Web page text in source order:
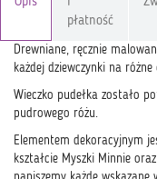
płatność
Drewniane, ręcznie
każdej dziewczynki na różne
Wieczko pudełka zostało
pudrowego różu.
Elementem dekoracyjnym
kształcie Myszki Minnie